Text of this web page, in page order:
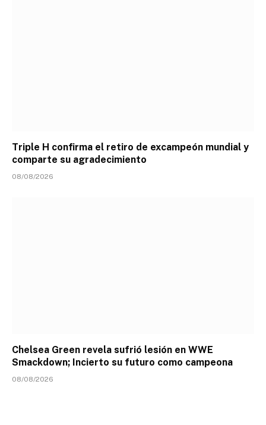
Triple H confirma el retiro de excampeón mundial y
comparte su agradecimiento
08/08/2026
Chelsea Green revela sufrió lesión en WWE
Smackdown; Incierto su futuro como campeona
08/08/2026